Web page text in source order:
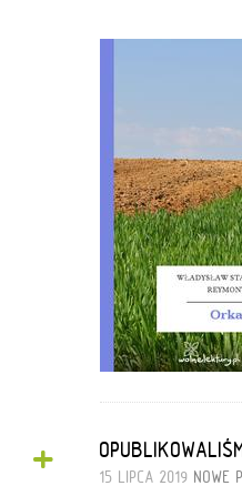
+ 15 LIPCA 2019 NOWE